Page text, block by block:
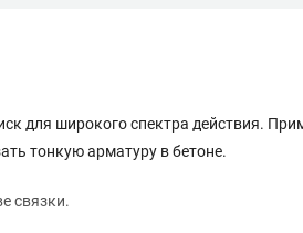
для широкого спектра действия.
тонкую арматуру в бетоне.
связки.